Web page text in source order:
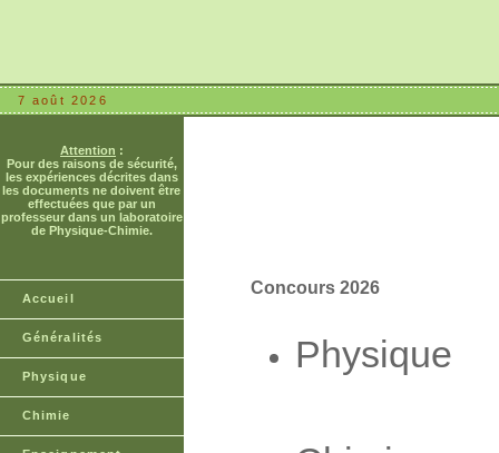
7 août 2026
Attention :
Pour des raisons de sécurité,
les expériences décrites dans
les documents ne doivent être
effectuées que par un
professeur dans un laboratoire
de Physique-Chimie.
Accueil
Généralités
Physique
Chimie
Concours 2026
Physique